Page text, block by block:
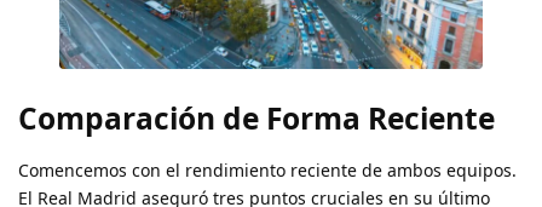
Comparación de Forma Reciente
Comencemos con el rendimiento reciente de ambos equipos.
El Real Madrid aseguró tres puntos cruciales en su último